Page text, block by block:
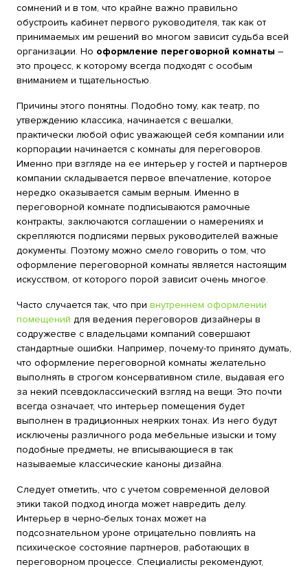
сомнений и в том, что крайне важно правильно
обустроить кабинет первого руководителя, так как от
принимаемых им решений во многом зависит судьба всей
организации. Но оформление переговорной комнаты –
это процесс, к которому всегда подходят с особым
вниманием и тщательностью.
Причины этого понятны. Подобно тому, как театр, по
утверждению классика, начинается с вешалки,
практически любой офис уважающей себя компании или
корпорации начинается с комнаты для переговоров.
Именно при взгляде на ее интерьер у гостей и партнеров
компании складывается первое впечатление, которое
нередко оказывается самым верным. Именно в
переговорной комнате подписываются рамочные
контракты, заключаются соглашении о намерениях и
скрепляются подписями первых руководителей важные
документы. Поэтому можно смело говорить о том, что
оформление переговорной комнаты является настоящим
искусством, от которого порой зависит очень многое.
Часто случается так, что при внутреннем оформлении
помещений для ведения переговоров дизайнеры в
содружестве с владельцами компаний совершают
стандартные ошибки. Например, почему-то принято думать,
что оформление переговорной комнаты желательно
выполнять в строгом консервативном стиле, выдавая его
за некий псевдоклассический взгляд на вещи. Это почти
всегда означает, что интерьер помещения будет
выполнен в традиционных неярких тонах. Из него будут
исключены различного рода мебельные изыски и тому
подобные предметы, не вписывающиеся в так
называемые классические каноны дизайна.
Следует отметить, что с учетом современной деловой
этики такой подход иногда может навредить делу.
Интерьер в черно-белых тонах может на
подсознательном уроне отрицательно повлиять на
психическое состояние партнеров, работающих в
переговорном процессе. Специалисты рекомендуют,